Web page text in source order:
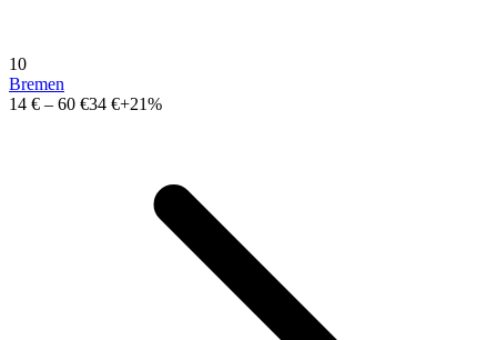
10
Bremen
14 € – 60 €34 €+21%